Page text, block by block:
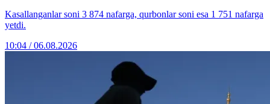
Kasallanganlar soni 3 874 nafarga, qurbonlar soni esa 1 751 nafarga
yetdi.
10:04 / 06.08.2026